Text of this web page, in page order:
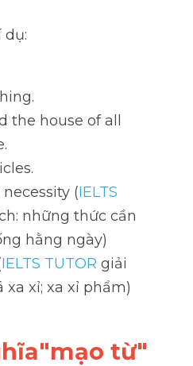
dụ:
the house of all
(IELTS
những thức cần
hằng ngày)
IELTS TUTOR giải
xa xỉ; xa xỉ phẩm)
từ"